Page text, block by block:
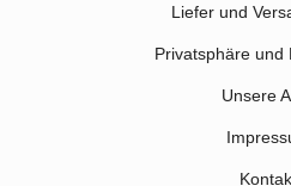
Liefer und
Privatsphäre und
Unsere